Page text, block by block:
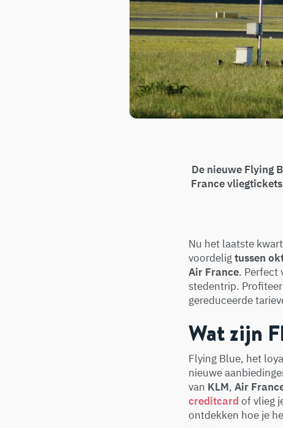
De nieuwe Flying
France
Nu het laatste
voordeligtussen
Air France. Perfect
stedentrip.
gereduceerde
Wat zijn
Flying Blue, het
nieuwe
van KLM, Air
creditcard of vlieg
ontdekken hoe je